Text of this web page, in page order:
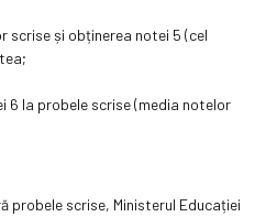
scrise și obținerea notei 5 (cel
6 la probele scrise (media notelor
probele scrise, Ministerul Educației